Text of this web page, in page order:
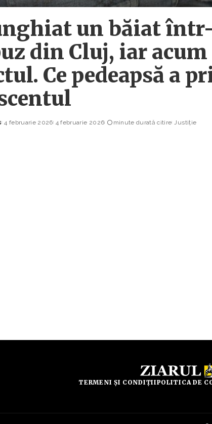
un băiat
din Cluj, iar
Ce pedeapsă a
4 februarie 2026 4 februarie 2026 minute durată citire Justiție
TERMENI ȘI CONDIȚIIPOLITICA DE